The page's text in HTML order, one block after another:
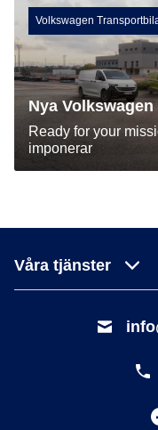
Volkswagen
Nya
Ready for your
imponerar
Våra tjänster